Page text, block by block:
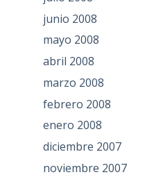
junio 2008
mayo 2008
abril 2008
marzo 2008
febrero 2008
enero 2008
diciembre 2007
noviembre 2007